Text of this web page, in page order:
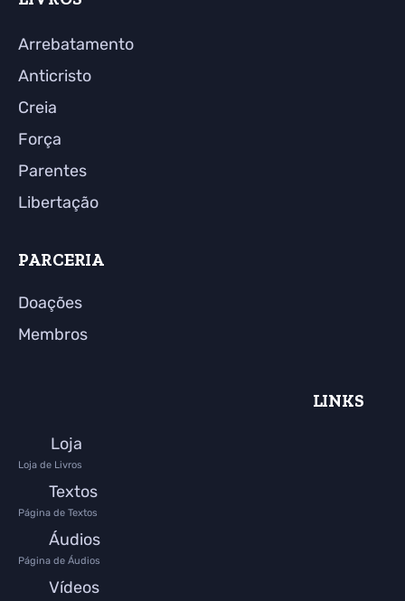
Arrebatamento
Anticristo
Creia
Força
Parentes
Libertação
PARCERIA
Doações
Membros
LINKS
Loja
Loja de Livros
Textos
Página de Textos
Áudios
Página de Áudios
Vídeos